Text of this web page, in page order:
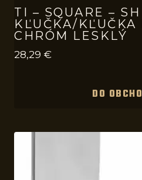
TI – SQUARE –
KĽUČKA/KĽUČKA
CHRÓM LESKLÝ
28,29 €
DO